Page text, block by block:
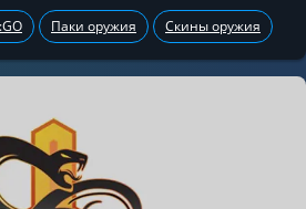
Паки оружия Скины оружия